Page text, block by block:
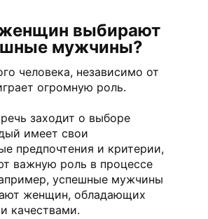
выбирают
мужчины?
человека, независимо от
огромную роль.
заходит о выборе
имеет свои
предпочтения и критерии,
важную роль в процессе
успешные мужчины
женщин, обладающих
качествами.